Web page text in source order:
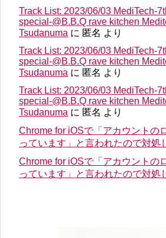
Track List: 2023/06/03 MediTech-
special-@B.B.Q rave kitchen
Tsudanuma に 匿名 より
Track List: 2023/06/03 MediTech-
special-@B.B.Q rave kitchen
Tsudanuma に 匿名 より
Track List: 2023/06/03 MediTech-
special-@B.B.Q rave kitchen
Tsudanuma に 匿名 より
Chrome for iOSで「アカウントの
っています」と言われたので対処
Chrome for iOSで「アカウントの
っています」と言われたので対処